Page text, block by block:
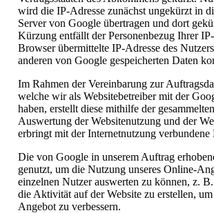
wird die IP-Adresse zunächst ungekürzt in
Server von Google übertragen und dort
Kürzung entfällt der Personenbezug Ihrer
Browser übermittelte IP-Adresse des
anderen von Google gespeicherten Daten
Im Rahmen der Vereinbarung zur
welche wir als Websitebetreiber mit der
haben, erstellt diese mithilfe der
Auswertung der Websitenutzung und der
erbringt mit der Internetnutzung verbundene
Die von Google in unserem Auftrag
genutzt, um die Nutzung unseres Online-
einzelnen Nutzer auswerten zu können, z.
die Aktivität auf der Website zu erstellen,
Angebot zu verbessern.